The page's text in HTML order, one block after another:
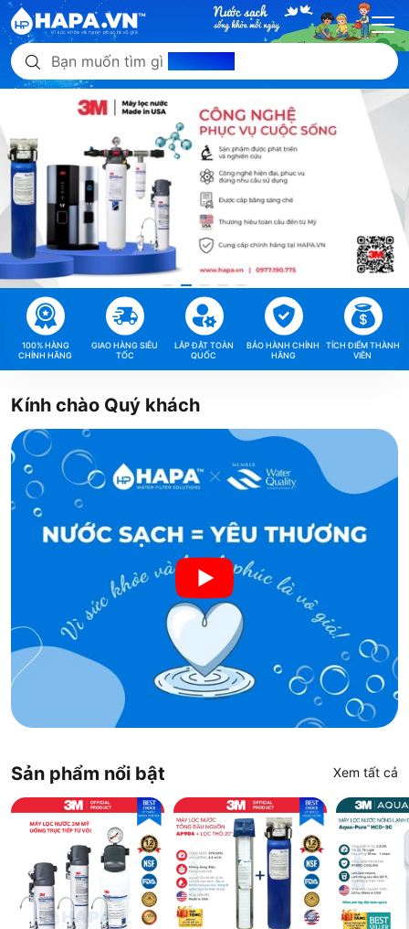
Bạn muốn tìm gì hôm nay?
100% HÀNG
CHÍNH HÃNG
GIAO HÀNG SIÊU
TỐC
LẮP ĐẶT TOÀN
QUỐC
BẢO HÀNH CHÍNH
HÃNG
TÍCH ĐIỂM THÀNH
VIÊN
Kính chào Quý khách
Sản phẩm nổi bật Xem tất cả